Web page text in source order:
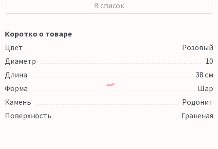
В список
Коротко о товаре
Цвет
Розовый
Диаметр
10
Длина
38 см
Форма
Шар
Камень
Родонит
Поверхность
Граненая